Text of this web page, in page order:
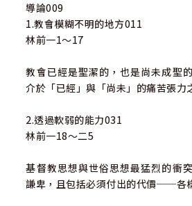
導論009
1.教會模糊不明的地方011
林前一1～17
教會已經是聖潔的，也是尚未成聖
介於「已經」與「尚未」的痛苦張力
2.透過軟弱的能力031
林前一18～二5
基督教思想與世俗思想最猛烈的衝
謙卑，且包括必須付出的代價──各